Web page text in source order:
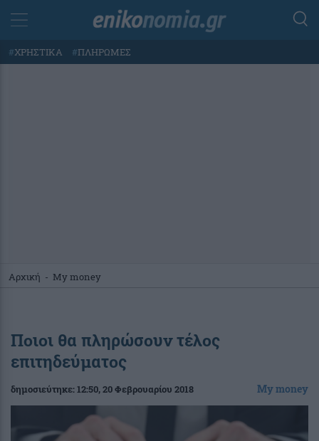
#ΧΡΗΣΤΙΚΑ #ΠΛΗΡΩΜΕΣ
Αρχική - My money
Ποιοι θα πληρώσουν τέλος
επιτηδεύματος
δημοσιεύτηκε:12:50, 20 Φεβρουαρίου 2018 My money